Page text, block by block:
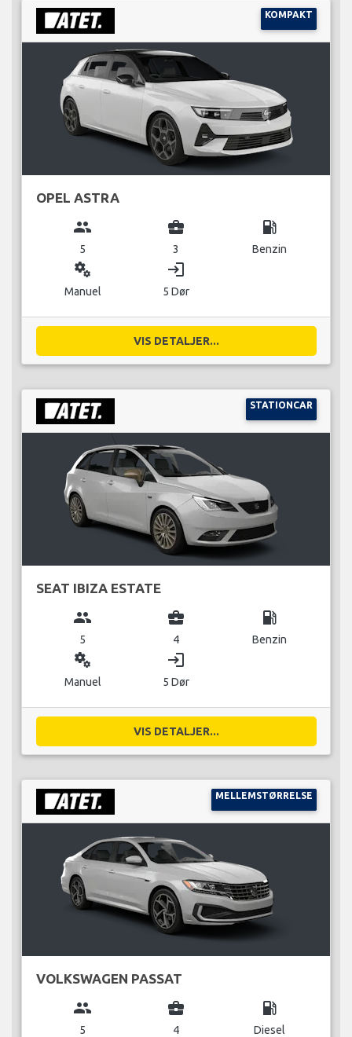
KOMPAKT
OPEL ASTRA
group
5
business_center
3
local_gas_station
Benzin
miscellaneous_services
Manuel
login
5 Dør
VIS DETALJER...
STATIONCAR
SEAT IBIZA ESTATE
group
5
business_center
4
local_gas_station
Benzin
miscellaneous_services
Manuel
login
5 Dør
VIS DETALJER...
MELLEMSTØRRELSE
VOLKSWAGEN PASSAT
group
5
business_center
4
local_gas_station
Diesel